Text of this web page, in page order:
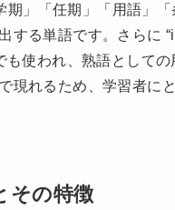
期」「任期」「用語」
する単語です。さらに
も使われ、熟語として
現れるため、学習者に
その特徴